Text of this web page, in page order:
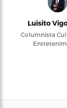
Luisito
Columnista